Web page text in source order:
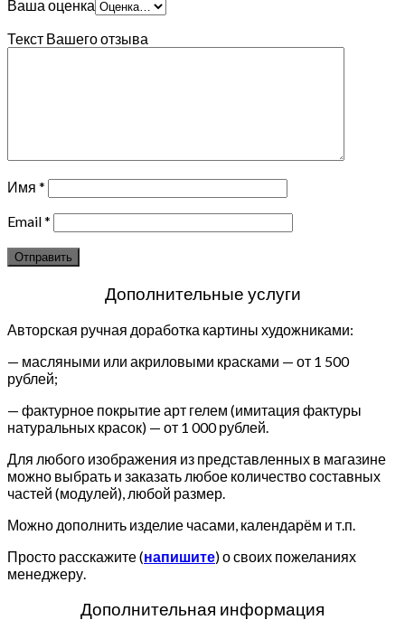
Ваша оценка
Текст Вашего отзыва
Имя *
Email*
Дополнительные услуги
Авторская ручная доработка картины художниками:
— масляными или акриловыми красками — от 1 500
рублей;
— фактурное покрытие арт гелем (имитация фактуры
натуральных красок) — от 1 000 рублей.
Для любого изображения из представленных в магазине
можно выбрать и заказать любое количество составных
частей (модулей), любой размер.
Можно дополнить изделие часами, календарём и т.п.
Просто расскажите (напишите) о своих пожеланиях
менеджеру.
Дополнительная информация